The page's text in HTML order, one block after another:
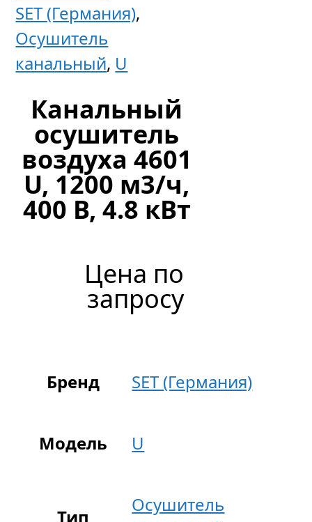
SET (Германия),
Осушитель
канальный, U
Канальный
осушитель
воздуха 4601
U, 1200 м3/ч,
400 В, 4.8 кВт
Цена по
запросу
Бренд SET (Германия)
Модель U
Тип
Осушитель